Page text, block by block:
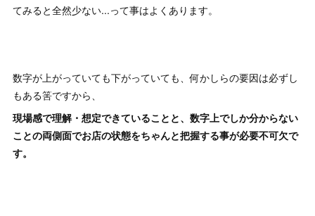
てみると全然少ない...って事はよくあります。
数字が上がっていても下がっていても、何かしらの要因は必ずし
もある筈ですから、
現場感で理解・想定できていることと、数字上でしか分からない
ことの両側面でお店の状態をちゃんと把握する事が必要不可欠で
す。